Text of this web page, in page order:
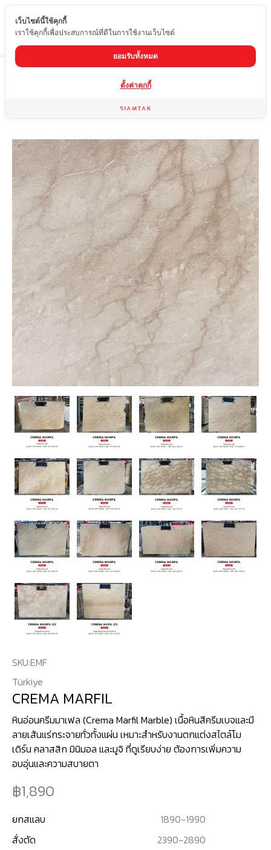
TH
หินอ่อน CREMA MARFIL
SKU:EMF
Türkiye
CREMA MARFIL
หินอ่อนครีมมาเฟล (Crema Marfil Marble) เนื้อหินสีครีมเบจและมี
ลายเส้นแร่กระจายทั่วทั้งแผ่น เหมาะสำหรับงานตกแต่งสไตล์โม
เดิร์น คลาสสิก มินิมอล และมูจิ ที่ดูเรียบง่าย ต้องการเพิ่มความ
อบอุ่นและความสบายตา
1,890
ยกสแลบ 1890-1990
สั่งตัด
2390-2890
เว็บไซต์นี้ใช้คุกกี้
เราใช้คุกกี้เพื่อประสบการณ์ที่ดีในการใช้งานเว็บไซต์
ยอมรับทั้งหมด
ตั้งค่าคุกกี้